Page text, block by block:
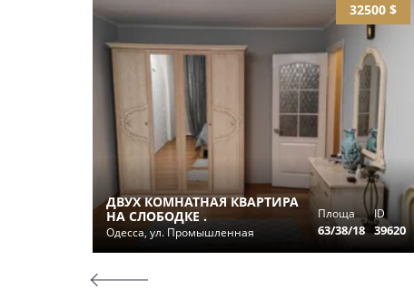
32500 $
ДВУХ КОМНАТНАЯ КВАРТИРА
НА СЛОБОДКЕ .
Одесса, ул. Промышленная
Площа
63/38/18
ID
39620